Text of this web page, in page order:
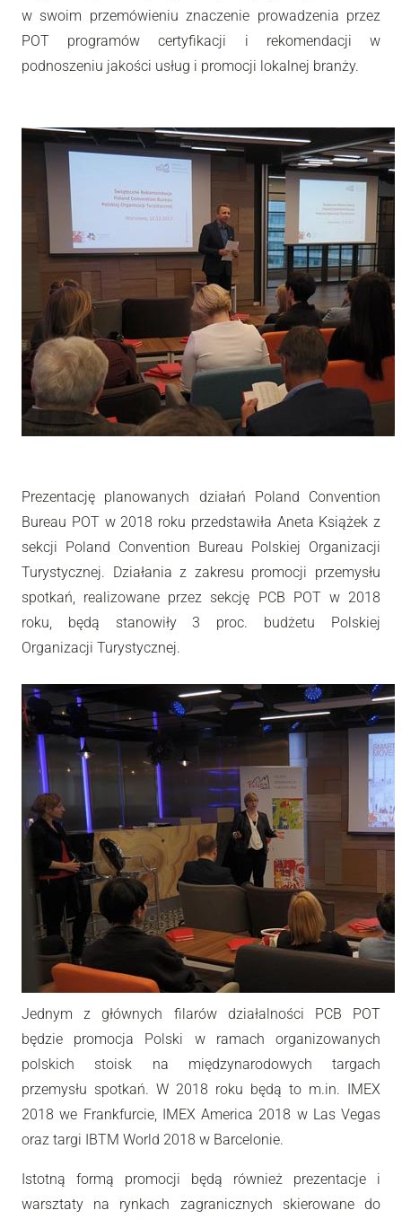
w swoim przemówieniu znaczenie prowadzenia przez
POT programów certyfikacji i rekomendacji w
podnoszeniu jakości usług i promocji lokalnej branży.
Prezentację planowanych działań Poland Convention
Bureau POT w 2018 roku przedstawiła Aneta Książek z
sekcji Poland Convention Bureau Polskiej Organizacji
Turystycznej. Działania z zakresu promocji przemysłu
spotkań, realizowane przez sekcję PCB POT w 2018
roku, będą stanowiły 3 proc. budżetu Polskiej
Organizacji Turystycznej.
Jednym z głównych filarów działalności PCB POT
będzie promocja Polski w ramach organizowanych
polskich stoisk na międzynarodowych targach
przemysłu spotkań. W 2018 roku będą to m.in. IMEX
2018 we Frankfurcie, IMEX America 2018 w Las Vegas
oraz targi IBTM World 2018 w Barcelonie.
Istotną formą promocji będą również prezentacje i
warsztaty na rynkach zagranicznych skierowane do